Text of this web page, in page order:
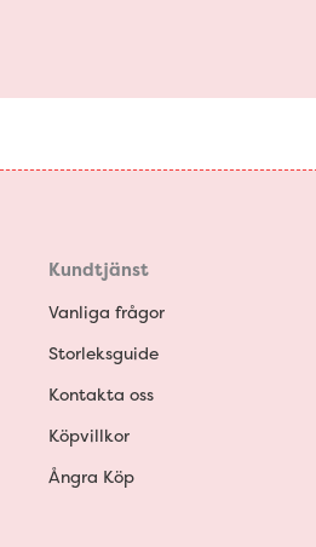
Kundtjänst
Vanliga frågor
Storleksguide
Kontakta oss
Köpvillkor
Ångra Köp